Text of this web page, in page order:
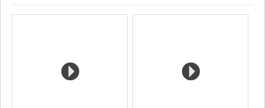
Page CV LinkedInCompteGoogleAutre Autre
Media